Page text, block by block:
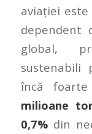
aviației
dependent
global,
sustenabili
încă foarte
milioane
0,7%din